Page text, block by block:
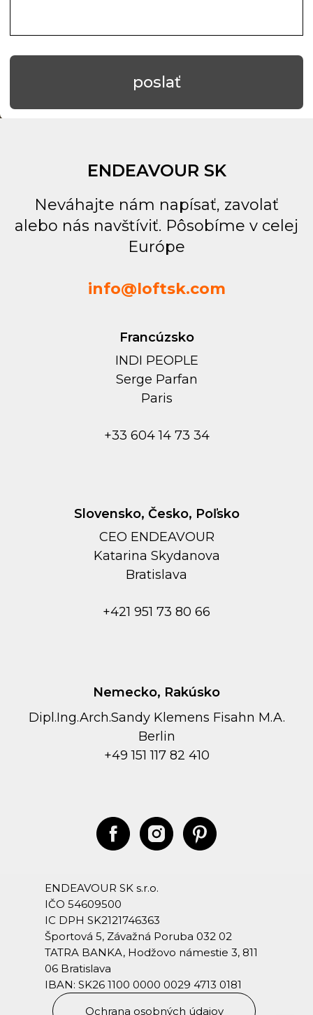
ENDEAVOUR SK
Neváhajte nám napísať, zavolať
alebo nás navštíviť. Pôsobíme v celej
Európe
info@loftsk.com
Francúzsko
INDI PEOPLE
Serge Parfan
Paris
+33 604 14 73 34
Slovensko, Česko, Poľsko
CEO ENDEAVOUR
Kаtarina Skydanova
Bratislava
+421 951 73 80 66
Nemecko, Rakúsko
Dipl.Ing.Arch.Sandy Klemens Fisahn M.A.
Berlin
+49 151 117 82 410
Ochrana osobných údajov
ENDEAVOUR SK s.r.o.
IČO 54609500
IC DPH SK2121746363
Športová 5, Závažná Poruba 032 02
TATRA BANKA, Hodžovo námestie 3, 811
06 Bratislava
IBAN: SK26 1100 0000 0029 4713 0181